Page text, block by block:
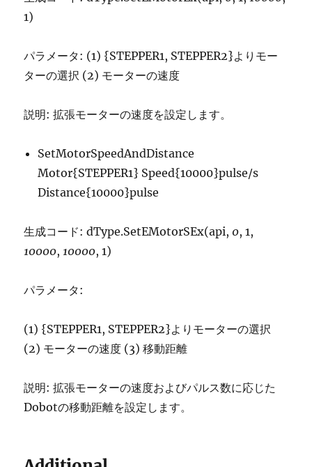
1)
パラメータ: (1) {STEPPER1, STEPPER2}よりモー
ターの選択 (2) モーターの速度
説明: 拡張モーターの速度を設定します。
SetMotorSpeedAndDistance
Motor{STEPPER1} Speed{10000}pulse/s
Distance{10000}pulse
生成コード: dType.SetEMotorSEx(api,0, 1,
10000,10000, 1)
パラメータ:
(1) {STEPPER1, STEPPER2}よりモーターの選択
(2) モーターの速度 (3) 移動距離
説明: 拡張モーターの速度およびパルス数に応じた
Dobotの移動距離を設定します。